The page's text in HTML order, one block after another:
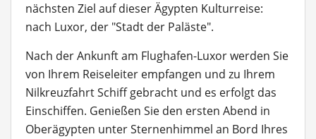
nächsten Ziel auf dieser Ägypten Kulturreise:
nach Luxor, der "Stadt der Paläste".
Nach der Ankunft am Flughafen-Luxor werden Sie
von Ihrem Reiseleiter empfangen und zu Ihrem
Nilkreuzfahrt Schiff gebracht und es erfolgt das
Einschiffen. Genießen Sie den ersten Abend in
Oberägypten unter Sternenhimmel an Bord Ihres